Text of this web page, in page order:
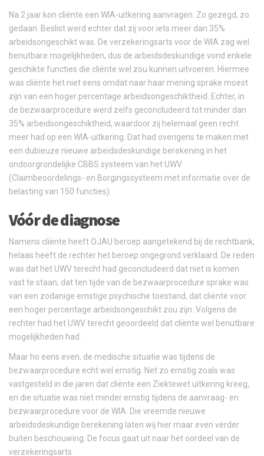
Na 2 jaar kon cliënte een WIA-uitkering aanvragen. Zo gezegd, zo
gedaan. Beslist werd echter dat zij voor iets meer dan 35%
arbeidsongeschikt was. De verzekeringsarts voor de WIA zag wel
benutbare mogelijkheden, dus de arbeidsdeskundige vond enkele
geschikte functies die cliënte wel zou kunnen uitvoeren. Hiermee
was cliënte het niet eens omdat naar haar mening sprake moest
zijn van een hoger percentage arbeidsongeschiktheid. Echter, in
de bezwaarprocedure werd zelfs geconcludeerd tot minder dan
35% arbeidsongeschiktheid, waardoor zij helemaal geen recht
meer had op een WIA-uitkering. Dat had overigens te maken met
een dubieuze nieuwe arbeidsdeskundige berekening in het
ondoorgrondelijke CBBS systeem van het UWV
(Claimbeoordelings- en Borgingssysteem met informatie over de
belasting van 150 functies).
Vóór de diagnose
Namens cliënte heeft OJAU beroep aangetekend bij de rechtbank,
helaas heeft de rechter het beroep ongegrond verklaard. De reden
was dat het UWV terecht had geconcludeerd dat niet is komen
vast te staan, dat ten tijde van de bezwaarprocedure sprake was
van een zodanige ernstige psychische toestand, dat cliënte voor
een hoger percentage arbeidsongeschikt zou zijn. Volgens de
rechter had het UWV terecht geoordeeld dat cliënte wel benutbare
mogelijkheden had.
Maar ho eens even, de medische situatie was tijdens de
bezwaarprocedure echt wel ernstig. Net zo ernstig zoals was
vastgesteld in die jaren dat cliënte een Ziektewet uitkering kreeg,
en die situatie was niet minder ernstig tijdens de aanvraag- en
bezwaarprocedure voor de WIA. Die vreemde nieuwe
arbeidsdeskundige berekening laten wij hier maar even verder
buiten beschouwing. De focus gaat uit naar het oordeel van de
verzekeringsarts.